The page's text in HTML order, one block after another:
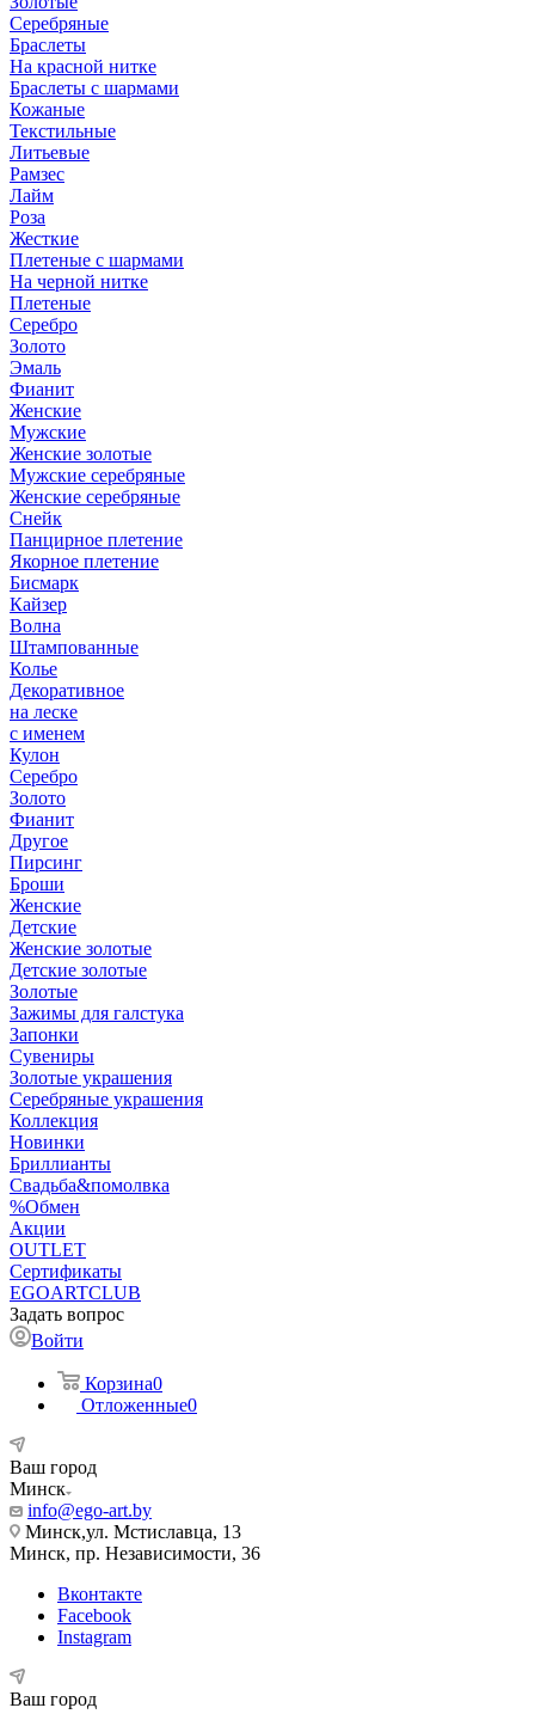
Серебряные
Браслеты
На красной нитке
Браслеты с шармами
Кожаные
Текстильные
Литьевые
Рамзес
Лайм
Роза
Жесткие
Плетеные с шармами
На черной нитке
Плетеные
Серебро
Золото
Эмаль
Фианит
Женские
Мужские
Женские золотые
Мужские серебряные
Женские серебряные
Снейк
Панцирное плетение
Якорное плетение
Бисмарк
Кайзер
Волна
Штампованные
Колье
Декоративное
на леске
с именем
Кулон
Серебро
Золото
Фианит
Другое
Пирсинг
Броши
Женские
Детские
Женские золотые
Детские золотые
Золотые
Зажимы для галстука
Запонки
Сувениры
Золотые украшения
Серебряные украшения
Коллекция
Новинки
Бриллианты
Свадьба&помолвка
%Обмен
Акции
OUTLET
Сертификаты
EGOARTCLUB
Задать вопрос
Войти
Корзина0
Отложенные0
Ваш город
Минск
info@ego-art.by
Минск,ул. Мстиславца, 13
Минск, пр. Независимости, 36
Вконтакте
Facebook
Instagram
Ваш город